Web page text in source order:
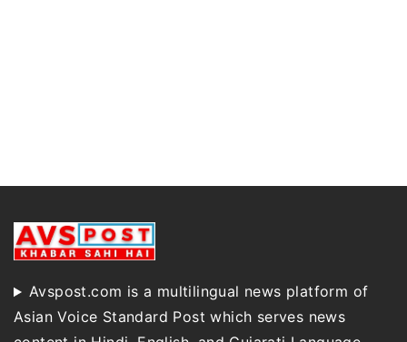
Avspost.com is a multilingual news platform of
Asian Voice Standard Post which serves news